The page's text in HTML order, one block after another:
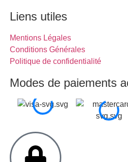
Liens utiles
Mentions Légales
Conditions Générales
Politique de confidentialité
Modes de paiements